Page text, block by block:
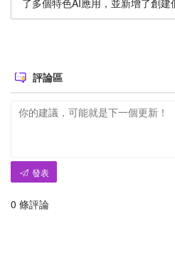
了多個特色AI應用，並新增了創建
評論區
發表
0 條評論